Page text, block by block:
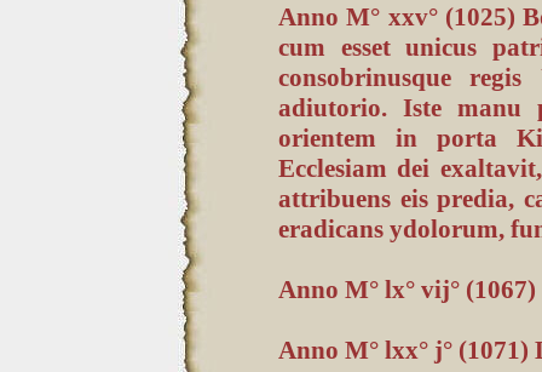
Anno M° xxv° (1025)
cum esset unicus
consobrinusque
adiutorio. Iste manu
orientem in porta
Ecclesiam dei
attribuens eis predia,
eradicans ydolorum,
Anno M° lx° vij°
Anno M° lxx° j° (1071)